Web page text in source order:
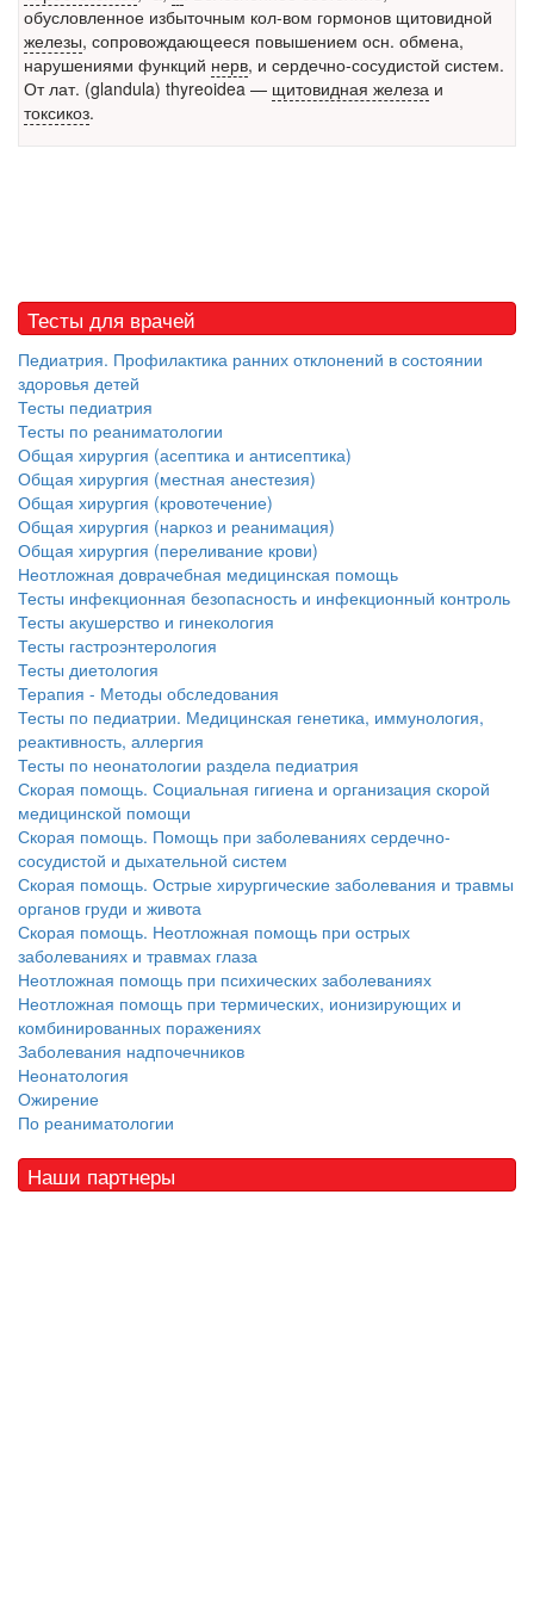
встрече с журналистами ведущих...
Местная анестезия развивает кардиотоксичность
Федеральная служба по
Закон о праве родителей находиться с детьми в
реанимации внесен в Госдуму
палату на
рассмотрение. Суть его
нахождении одного из
родителей в
больничной палате
бесплатно, в течении всего срока лечения...
обусловленное избыточным кол-вом гормонов щитовидной
железы, сопровождающееся повышением осн. обмена,
нарушениями функций нерв, и сердечно-сосудистой систем.
От лат. (glandula) thyreoidea — щитовидная железа и
токсикоз.
Тесты для врачей
Педиатрия. Профилактика ранних отклонений в состоянии
здоровья детей
Тесты педиатрия
Тесты по реаниматологии
Общая хирургия (асептика и антисептика)
Общая хирургия (местная анестезия)
Общая хирургия (кровотечение)
Общая хирургия (наркоз и реанимация)
Общая хирургия (переливание крови)
Неотложная доврачебная медицинская помощь
Тесты инфекционная безопасность и инфекционный контроль
Тесты акушерство и гинекология
Тесты гастроэнтерология
Тесты диетология
Терапия - Методы обследования
Тесты по педиатрии. Медицинская генетика, иммунология,
реактивность, аллергия
Тесты по неонатологии раздела педиатрия
Скорая помощь. Социальная гигиена и организация скорой
медицинской помощи
Скорая помощь. Помощь при заболеваниях сердечно-
сосудистой и дыхательной систем
Скорая помощь. Острые хирургические заболевания и травмы
органов груди и живота
Скорая помощь. Неотложная помощь при острых
заболеваниях и травмах глаза
Неотложная помощь при психических заболеваниях
Неотложная помощь при термических, ионизирующих и
комбинированных поражениях
Заболевания надпочечников
Неонатология
Ожирение
По реаниматологии
Наши партнеры